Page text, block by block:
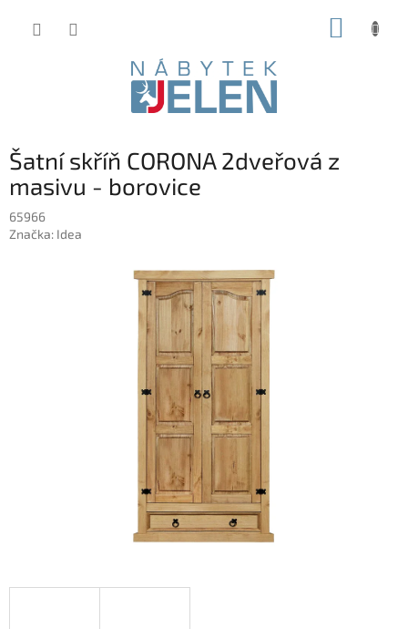
Šatní skříň CORONA 2dveřová z
masivu - borovice
65966
Značka: Idea